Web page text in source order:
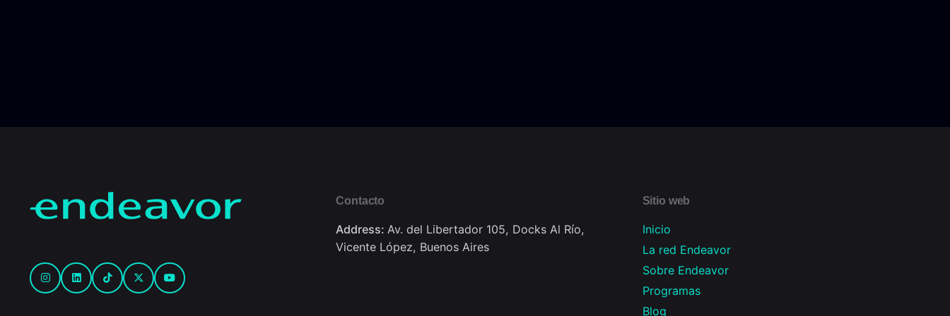
Contacto
Address:Av. del Libertador 105, Docks Al Río,
Vicente López, Buenos Aires
Sitio web
Inicio
La red Endeavor
Sobre Endeavor
Programas
Blog